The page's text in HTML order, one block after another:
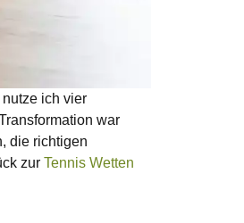
ich vier
war
die richtigen
zur Tennis Wetten